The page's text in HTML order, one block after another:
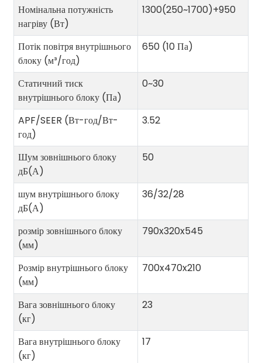
Номінальна потужність
нагріву (Вт)
1300(250~1700)+950
Потік повітря внутрішнього
блоку (м³/год)
650 (10 Па)
Статичний тиск
внутрішнього блоку (Па)
0~30
APF/SEER (Вт-год/Вт-
год)
3.52
Шум зовнішнього блоку
дБ(А)
50
шум внутрішнього блоку
дБ(А)
36/32/28
розмір зовнішнього блоку
(мм)
790x320x545
Розмір внутрішнього блоку
(мм)
700x470x210
Вага зовнішнього блоку
(кг)
23
Вага внутрішнього блоку
(кг)
17